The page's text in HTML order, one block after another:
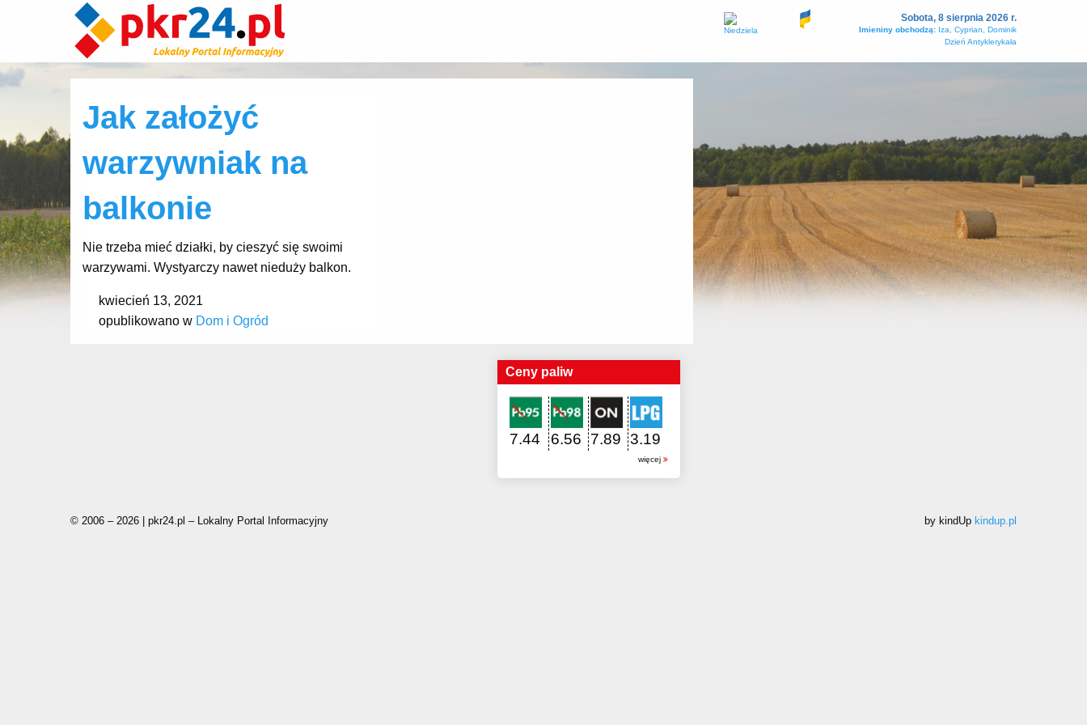
Sobota, 8 sierpnia 2026 r.
Imieniny obchodzą: Iza, Cyprian, Dominik
Dzień Antyklerykała
Jak założyć
warzywniak na
balkonie
Nie trzeba mieć działki, by cieszyć się swoimi
warzywami. Wystyarczy nawet nieduży balkon.
kwiecień 13, 2021
opublikowano w Dom i Ogród
Ceny paliw
7.44 6.56 7.89 3.19
więcej
© 2006 – 2026 | pkr24.pl – Lokalny Portal Informacyjny by kindUp kindup.pl